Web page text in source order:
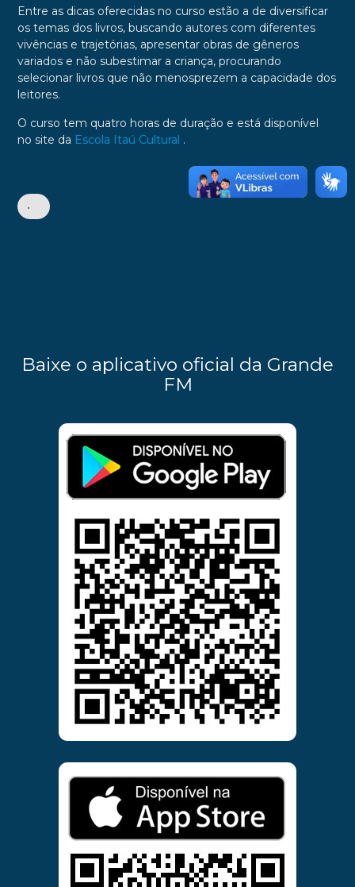
Entre as dicas oferecidas no curso estão a de diversificar
os temas dos livros, buscando autores com diferentes
vivências e trajetórias, apresentar obras de gêneros
variados e não subestimar a criança, procurando
selecionar livros que não menosprezem a capacidade dos
leitores.
O curso tem quatro horas de duração e está disponível
no site da Escola Itaú Cultural .
•
Baixe o aplicativo oficial da Grande
FM